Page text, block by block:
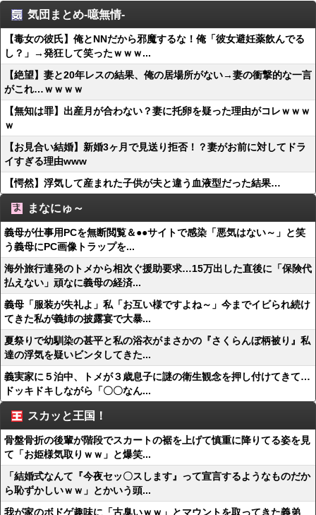
気団まとめ-噫無情-
【毒女の彼氏】俺とNNだから邪魔するな！俺「彼女避妊薬飲んでる
し？」→発狂して笑ったｗｗｗ...
【絶望】妻と20年レスの結果、俺の居場所がない→妻の衝撃的な一言
がこれ…ｗｗｗｗ
【無知は罪】出産月が合わない？妻に托卵を疑った理由がコレｗｗｗ
ｗ
【お見合い結婚】新婚3ヶ月で見送り拒否！？妻がお前に対してドラ
イすぎる理由www
【愕然】浮気して産まれた子供が夫と違う血液型だった結果…
まなにゅ～
義母が仕事用PCを無断閲覧＆●●サイトで感染「悪気はない～」と笑
う義母にPC画像トラップを...
海外旅行連発のトメから相次ぐ援助要求…15万出した直後に「保険代
払えない」頑なに義母の経済...
義母「服装が失礼よ」私「お互い様ですよね～」今までイビられ続け
てきた私が義姉の披露宴で大暴...
夏祭りで幼馴染の甚平と私の浴衣がまさかの『さくらんぼ柄被り』私
達の浮気を疑いビンタしてきた...
義実家に５泊中、トメが３歳息子に謎の衛生観念を押し付けてきて…
ドッキドキしながら「〇〇なん...
スカッと王国！
骨盤骨折の後輩が階段でスカートの裾を上げて慎重に降りてる姿を見
て「お姫様気取りｗｗ」と爆笑...
「結婚式なんて『今夜セッ〇スします』って宣言するようなものだか
ら恥ずかしいｗｗ」とかいう頭...
我が家のボドゲ趣味に「古臭いｗｗ」とマウントを取ってきた義弟